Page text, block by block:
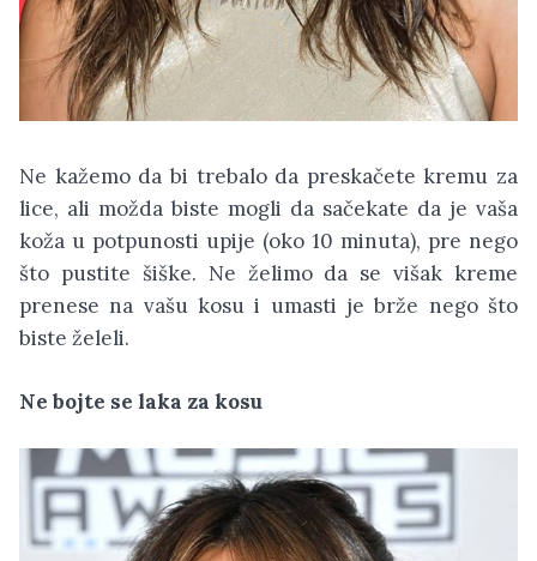
Ne kažemo da bi trebalo da preskačete kremu za
lice, ali možda biste mogli da sačekate da je vaša
koža u potpunosti upije (oko 10 minuta), pre nego
što pustite šiške. Ne želimo da se višak kreme
prenese na vašu kosu i umasti je brže nego što
biste želeli.
Ne bojte se laka za kosu